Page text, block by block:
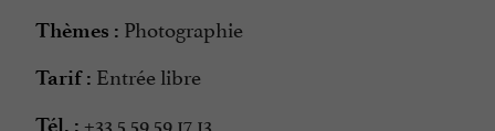
Thèmes : Photographie
Tarif : Entrée libre
Tél. : +33 5 59 59 17 13